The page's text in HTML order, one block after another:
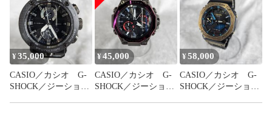
【B0018-001】■13
極 陳英傑 電波ソ
ーラー モバイルリ
ンク 【TM0153-
005】 274
¥35,000
CASIO／カシオ G-
SHOCK／ジーショッ
¥45,000
CASIO／カシオ G-
SHOCK／ジーショッ
¥58,000
CASIO／カシオ G-
SHOCK／ジーショッ